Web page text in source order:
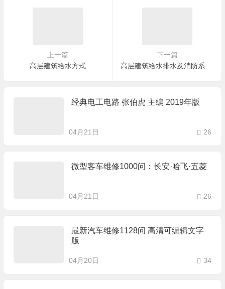
上一篇
高层建筑给水方式
下一篇
经典电工电路 张伯虎 主编 2019年版
04月21日 26
微型客车维修1000问：长安·哈飞·五菱
04月21日 26
最新汽车维修1128问 高清可编辑文字
版
04月20日 34